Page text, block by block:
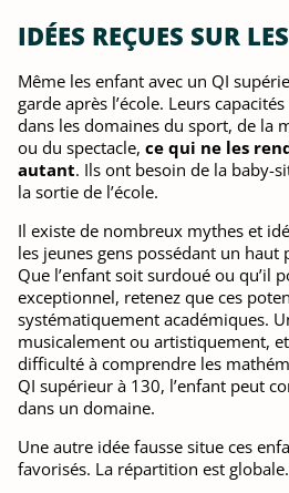
IDÉES REÇUES SUR
Même les enfant avec un QI
garde après l’école. Leurs
dans les domaines du sport, de la
ou du spectacle, ce qui ne les
autant. Ils ont besoin de la baby-
la sortie de l’école.
Il existe de nombreux mythes et
les jeunes gens possédant un
Que l’enfant soit surdoué ou qu’il
exceptionnel, retenez que ces
systématiquement académiques.
musicalement ou artistiquement,
difficulté à comprendre les
QI supérieur à 130, l’enfant peut
dans un domaine.
Une autre idée fausse situe ces
favorisés. La répartition est globale.